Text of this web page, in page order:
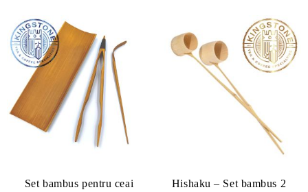
Set bambus pentru ceai
Hishaku – Set bambus 2